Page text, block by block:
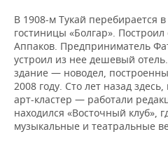
В 1908-м Тукай перебирается
гостиницы «Болгар».
Аппаков. Предприниматель
устроил из нее дешевый
здание — новодел,
2008 году. Сто лет назад
арт-кластер — работали
находился «Восточный клуб»,
музыкальные и театральные